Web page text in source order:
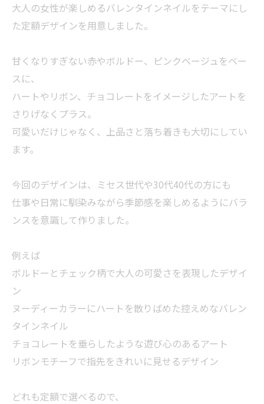
大人の女性が楽しめるバレンタインネイルをテーマにし
た定額デザインを用意しました。
甘くなりすぎない赤やボルドー、ピンクベージュをベー
スに、
ハートやリボン、チョコレートをイメージしたアートを
さりげなくプラス。
可愛いだけじゃなく、上品さと落ち着きも大切にしてい
ます。
今回のデザインは、ミセス世代や30代40代の方にも
仕事や日常に馴染みながら季節感を楽しめるようにバラ
ンスを意識して作りました。
例えば
ボルドーとチェック柄で大人の可愛さを表現したデザイ
ン
ヌーディーカラーにハートを散りばめた控えめなバレン
タインネイル
チョコレートを垂らしたような遊び心のあるアート
リボンモチーフで指先をきれいに見せるデザイン
どれも定額で選べるので、